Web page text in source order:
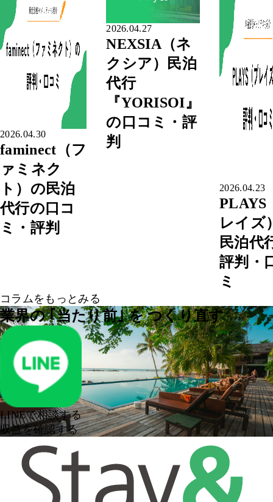
2026.04.30
faminect（フ
ァミネク
ト）の民泊
代行の口コ
ミ・評判
2026.04.27
NEXSIA（ネ
クシア）民泊
代行
『YORISOI』
の口コミ・評
判
2026.04.23
PLAYS
レイズ
民泊代
評判・
ミ
コラムをもっとみる
業界の ｢当たり前｣ を つくり直す
LINEで相談する
収益を確認する